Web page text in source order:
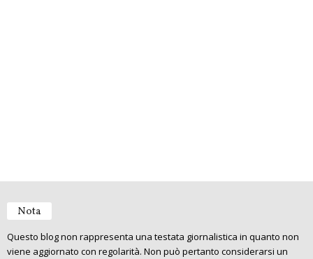
Nota
Questo blog non rappresenta una testata giornalistica in quanto non
viene aggiornato con regolarità. Non può pertanto considerarsi un